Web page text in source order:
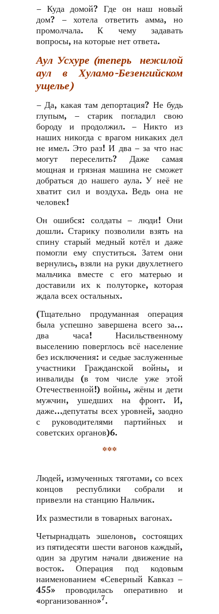
– Куда домой? Где он наш новый
дом? – хотела ответить амма, но
промолчала. К чему задавать
вопросы, на которые нет ответа.
Аул Усхуре (теперь нежилой
аул в Хуламо-Безенгийском
ущелье)
– Да, какая там депортация? Не будь
глупым, – старик погладил свою
бороду и продолжил. – Никто из
наших никогда с врагом никаких дел
не имел. Это раз! И два – за что нас
могут переселить? Даже самая
мощная и грязная машина не сможет
добраться до нашего аула. У неё не
хватит сил и воздуха. Ведь она не
человек!
Он ошибся: солдаты – люди! Они
дошли. Старику позволили взять на
спину старый медный котёл и даже
помогли ему спуститься. Затем они
вернулись, взяли на руки двухлетнего
мальчика вместе с его матерью и
доставили их к полуторке, которая
ждала всех остальных.
(Тщательно продуманная операция
была успешно завершена всего за…
два часа! Насильственному
выселению поверглось всё население
без исключения: и седые заслуженные
участники Гражданской войны, и
инвалиды (в том числе уже этой
Отечественной!) войны, жёны и дети
мужчин, ушедших на фронт. И,
даже…депутаты всех уровней, заодно
с руководителями партийных и
советских органов)6.
***
Людей, измученных тяготами, со всех
концов республики собрали и
привезли на станцию Нальчик.
Их разместили в товарных вагонах.
Четырнадцать эшелонов, состоящих
из пятидесяти шести вагонов каждый,
один за другим начали движение на
восток. Операция под кодовым
наименованием «Северный Кавказ –
455» проводилась оперативно и
«организованно»7.